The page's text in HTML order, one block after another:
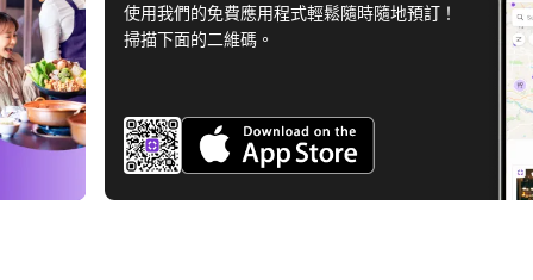
使用我們的免費應用程式輕鬆隨時隨地預訂！
掃描下面的二維碼。